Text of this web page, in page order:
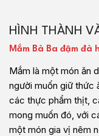
HÌNH THÀNH
Mắm Bà Ba đậm đà
Mắm là một món ăn
người muốn giữ thức
các thực phẩm thịt,
mong muốn đó, với
một món gia vị nêm